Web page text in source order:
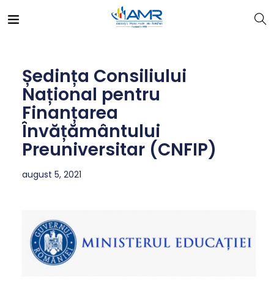
Ședința Consiliului
Național pentru
Finanțarea
Învățământului
Preuniversitar (CNFIP)
august 5, 2021